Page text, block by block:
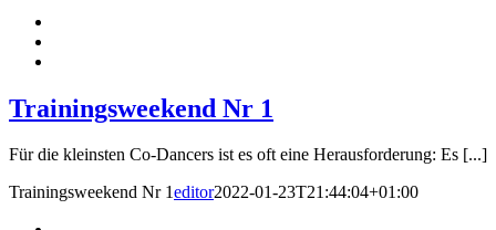
Trainingsweekend Nr 1
Für die kleinsten Co-Dancers ist es oft eine Herausforderung: Es [...]
Trainingsweekend Nr 1editor2022-01-23T21:44:04+01:00